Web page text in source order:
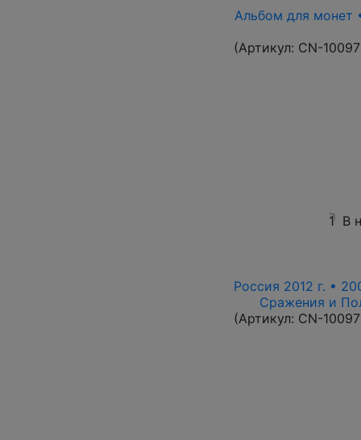
Альбом для монет
(Артикул: CN-
1 В
Россия 2012 г. •
Сражения и
(Артикул: CN-10097